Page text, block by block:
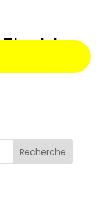
Recherche